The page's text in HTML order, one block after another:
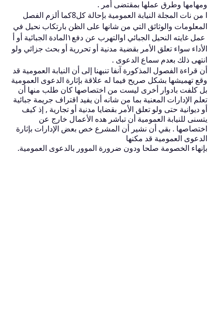
ومهامها وطرق عملها بمقتضى أمر .
كما ألزم الفصل8ا من نات المجلة النيابة العمومية بإحالة كل
المعلومات والوثائق التي من شانها على الظن بارتكاب نحيل في
المادة الجبائية أو أ١عمل غايته النحيل الجبائي اوالتهرب عن دفع
الأداء سواء تعلق الأمر بقضية مدنية أو تحررية أو بحث جزائي ولو
انتهى ذلك بعدم سماع الدعوى .
أن قراءة الفصول المذكورة آنفا تنبهنا إلى أن النيابة العمومية قد
وقع تهميشها بشكل صريح فيما له علاقة بإثارة الدعوى العمومية
بل كلفت بادوار أخرى ليست من اختصاصها كان طلب منها أن
تعلم الإدارات المعنية بما من شانه أن يفيد اقتراف جريمة جبائية
أو ديوانية حتى ولو تعلق الأمر بقضايا مدنية أو تجارية , إذ كيف
يتسنى للنيابة العمومية أن تباشر هده الأعمال خارج عن
اختصاصها . بقي أن نشير أن المشرع خص بعض الإدارات بإثارة
الدعوى العمومية قد مكنها
بإنهاء الخصومة صلحا ودون ضرورة الموور بالدعوى العمومية.